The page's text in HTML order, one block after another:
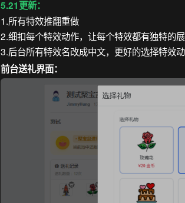
5.21更新：
1.所有特效推翻重做
2.细扣每个特效动作，让每个特效都有独特的
3.后台所有特效名改成中文，更好的选择特效
前台送礼界面：